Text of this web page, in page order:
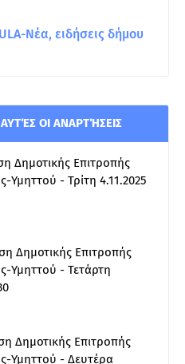
Νέα, ειδήσεις δήμου
ΟΙ ΑΝΑΡΤΉΣΕΙΣ
Δημοτικής Επιτροπής
- Τρίτη 4.11.2025
Δημοτικής Επιτροπής
Υμηττού - Τετάρτη
Δημοτικής Επιτροπής
Υμηττού - Δευτέρα